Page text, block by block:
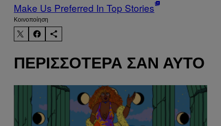
Make Us Preferred In Top Stories
Kοινοποίηση
ΠΕΡΙΣΣΌΤΕΡΑ ΣΑΝ ΑΥΤΌ